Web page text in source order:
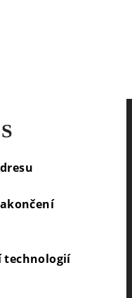
technologií